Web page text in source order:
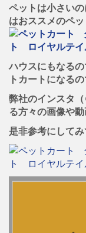
ペットは小さい
はおススメのペ
ハウスにもなる
トカートになる
弊社のインスタ
る方々の画像や
是非参考にして